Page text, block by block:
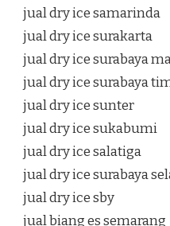
jual dry ice samarinda
jual dry ice surakarta
jual dry ice surabaya
jual dry ice surabaya
jual dry ice sunter
jual dry ice sukabumi
jual dry ice salatiga
jual dry ice surabaya
jual dry ice sby
jual biang es semarang